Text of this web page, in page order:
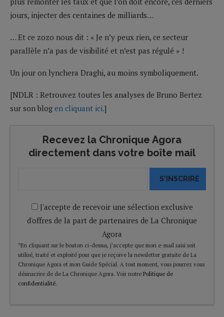
jours, injecter des centaines de milliards…
… Et ce zozo nous dit : « Je n’y peux rien, ce secteur
parallèle n’a pas de visibilité et n’est pas régulé » !
Un jour on lynchera Draghi, au moins symboliquement.
[NDLR : Retrouvez toutes les analyses de Bruno Bertez
sur son blog en cliquant ici.]
Recevez la Chronique Agora
directement dans votre boîte mail
S'INSCRIRE
J'accepte de recevoir une sélection exclusive
d'offres de la part de partenaires de La Chronique
Agora
*En cliquant sur le bouton ci-dessus, j’accepte que mon e-mail saisi soit
utilisé, traité et exploité pour que je reçoive la newsletter gratuite de La
Chronique Agora et mon Guide Spécial. A tout moment, vous pourrez vous
désinscrire de de La Chronique Agora. Voir notre Politique de
confidentialité.